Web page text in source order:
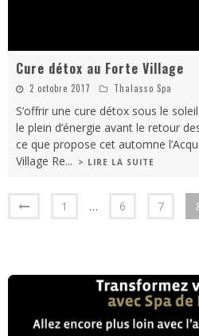
Cure détox au Forte Village
2 octobre 2017 Thalasso Spa
S’offrir une cure détox sous le
le plein d’énergie avant le retour
ce que propose cet automne
Village Re... > LIRE LA SUITE
1 … 6 7